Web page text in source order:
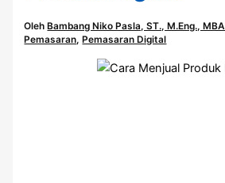
OlehBambang Niko Pasla, ST., M.Eng., MBA
Pemasaran,Pemasaran Digital